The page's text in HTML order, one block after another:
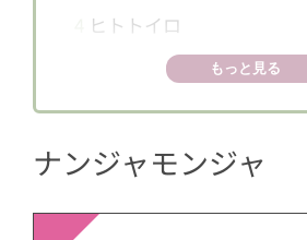
ヒトトイロ
クレイジータイム
6池袋に誕生したボードゲ
もっと見る
ナンジャモンジャ